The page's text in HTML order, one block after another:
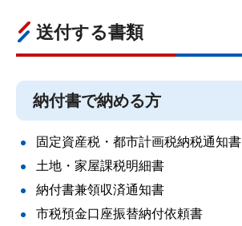
送付する書類
納付書で納める方
固定資産税・都市計画税納税通知書
土地・家屋課税明細書
納付書兼領収済通知書
市税預金口座振替納付依頼書